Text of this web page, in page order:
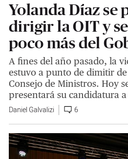
Yolanda Díaz se
dirigir la OIT y
poco más del
A fines del año pasado, la
estuvo a punto de dimitir de
Consejo de Ministros. Hoy
presentará su candidatura a
Daniel Galvalizi 6